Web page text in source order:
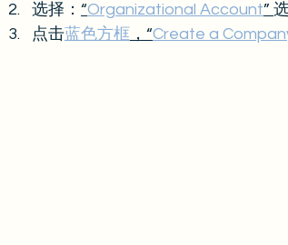
选择： “Organizational Account”
点击蓝色方框 ，“Create a